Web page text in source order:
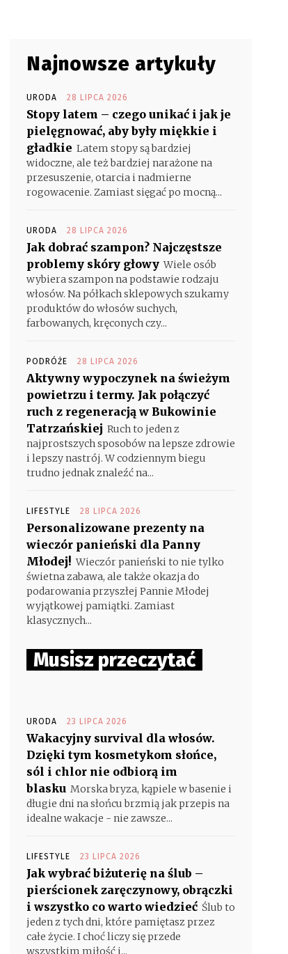
Najnowsze artykuły
URODA 28 LIPCA 2026
Stopy latem – czego unikać i jak je
pielęgnować, aby były miękkie i
gładkie Latem stopy są bardziej
widoczne, ale też bardziej narażone na
przesuszenie, otarcia i nadmierne
rogowacenie. Zamiast sięgać po mocną...
URODA 28 LIPCA 2026
Jak dobrać szampon? Najczęstsze
problemy skóry głowy Wiele osób
wybiera szampon na podstawie rodzaju
włosów. Na półkach sklepowych szukamy
produktów do włosów suchych,
farbowanych, kręconych czy...
PODRÓŻE 28 LIPCA 2026
Aktywny wypoczynek na świeżym
powietrzu i termy. Jak połączyć
ruch z regeneracją w Bukowinie
Tatrzańskiej Ruch to jeden z
najprostszych sposobów na lepsze zdrowie
i lepszy nastrój. W codziennym biegu
trudno jednak znaleźć na...
LIFESTYLE 28 LIPCA 2026
Personalizowane prezenty na
wieczór panieński dla Panny
Młodej! Wieczór panieński to nie tylko
świetna zabawa, ale także okazja do
podarowania przyszłej Pannie Młodej
wyjątkowej pamiątki. Zamiast
klasycznych...
Musisz przeczytać
URODA 23 LIPCA 2026
Wakacyjny survival dla włosów.
Dzięki tym kosmetykom słońce,
sól i chlor nie odbiorą im
blasku Morska bryza, kąpiele w basenie i
długie dni na słońcu brzmią jak przepis na
idealne wakacje - nie zawsze...
LIFESTYLE 23 LIPCA 2026
Jak wybrać biżuterię na ślub –
pierścionek zaręczynowy, obrączki
i wszystko co warto wiedzieć Ślub to
jeden z tych dni, które pamiętasz przez
całe życie. I choć liczy się przede
wszystkim miłość i...